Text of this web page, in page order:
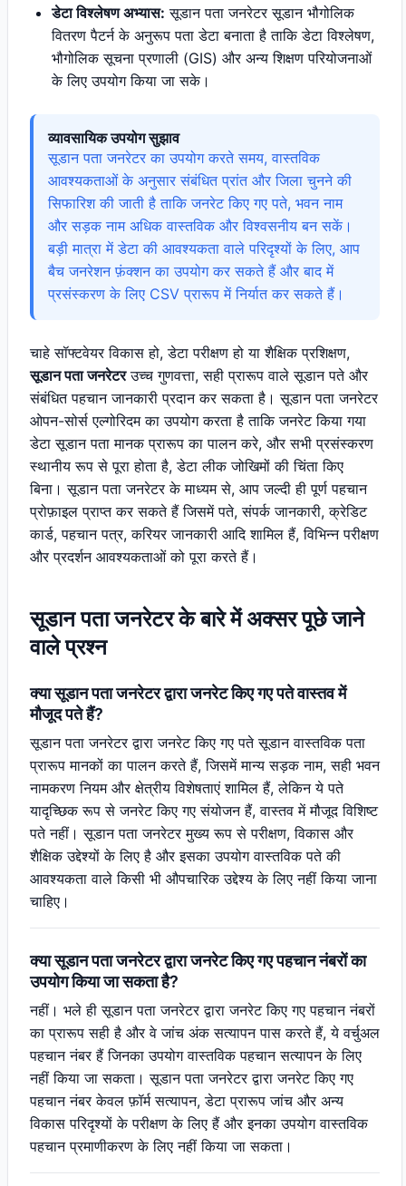
डेटा विश्लेषण अभ्यास: सूडान पता जनरेटर सूडान भौगोलिक
वितरण पैटर्न के अनुरूप पता डेटा बनाता है ताकि डेटा विश्लेषण,
भौगोलिक सूचना प्रणाली (GIS) और अन्य शिक्षण परियोजनाओं
के लिए उपयोग किया जा सके।
व्यावसायिक उपयोग सुझाव
सूडान पता जनरेटर का उपयोग करते समय, वास्तविक
आवश्यकताओं के अनुसार संबंधित प्रांत और जिला चुनने की
सिफारिश की जाती है ताकि जनरेट किए गए पते, भवन नाम
और सड़क नाम अधिक वास्तविक और विश्वसनीय बन सकें।
बड़ी मात्रा में डेटा की आवश्यकता वाले परिदृश्यों के लिए, आप
बैच जनरेशन फ़ंक्शन का उपयोग कर सकते हैं और बाद में
प्रसंस्करण के लिए CSV प्रारूप में निर्यात कर सकते हैं।
चाहे सॉफ्टवेयर विकास हो, डेटा परीक्षण हो या शैक्षिक प्रशिक्षण,
सूडान पता जनरेटरउच्च गुणवत्ता, सही प्रारूप वाले सूडान पते और
संबंधित पहचान जानकारी प्रदान कर सकता है। सूडान पता जनरेटर
ओपन-सोर्स एल्गोरिदम का उपयोग करता है ताकि जनरेट किया गया
डेटा सूडान पता मानक प्रारूप का पालन करे, और सभी प्रसंस्करण
स्थानीय रूप से पूरा होता है, डेटा लीक जोखिमों की चिंता किए
बिना। सूडान पता जनरेटर के माध्यम से, आप जल्दी ही पूर्ण पहचान
प्रोफ़ाइल प्राप्त कर सकते हैं जिसमें पते, संपर्क जानकारी, क्रेडिट
कार्ड, पहचान पत्र, करियर जानकारी आदि शामिल हैं, विभिन्न परीक्षण
और प्रदर्शन आवश्यकताओं को पूरा करते हैं।
सूडान पता जनरेटर के बारे में अक्सर पूछे जाने
वाले प्रश्न
क्या सूडान पता जनरेटर द्वारा जनरेट किए गए पते वास्तव में
मौजूद पते हैं?
सूडान पता जनरेटर द्वारा जनरेट किए गए पते सूडान वास्तविक पता
प्रारूप मानकों का पालन करते हैं, जिसमें मान्य सड़क नाम, सही भवन
नामकरण नियम और क्षेत्रीय विशेषताएं शामिल हैं, लेकिन ये पते
यादृच्छिक रूप से जनरेट किए गए संयोजन हैं, वास्तव में मौजूद विशिष्ट
पते नहीं। सूडान पता जनरेटर मुख्य रूप से परीक्षण, विकास और
शैक्षिक उद्देश्यों के लिए है और इसका उपयोग वास्तविक पते की
आवश्यकता वाले किसी भी औपचारिक उद्देश्य के लिए नहीं किया जाना
चाहिए।
क्या सूडान पता जनरेटर द्वारा जनरेट किए गए पहचान नंबरों का
उपयोग किया जा सकता है?
नहीं। भले ही सूडान पता जनरेटर द्वारा जनरेट किए गए पहचान नंबरों
का प्रारूप सही है और वे जांच अंक सत्यापन पास करते हैं, ये वर्चुअल
पहचान नंबर हैं जिनका उपयोग वास्तविक पहचान सत्यापन के लिए
नहीं किया जा सकता। सूडान पता जनरेटर द्वारा जनरेट किए गए
पहचान नंबर केवल फ़ॉर्म सत्यापन, डेटा प्रारूप जांच और अन्य
विकास परिदृश्यों के परीक्षण के लिए हैं और इनका उपयोग वास्तविक
पहचान प्रमाणीकरण के लिए नहीं किया जा सकता।